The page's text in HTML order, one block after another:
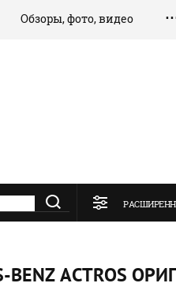
Обзоры, фото, видео
ACTROS